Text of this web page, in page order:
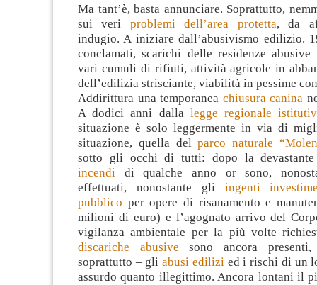
Ma tant’è, basta annunciare. Soprattutto,
sui veri problemi dell’area protetta, da
indugio. A iniziare dall’abusivismo edilizio.
conclamati, scarichi delle residenze
vari cumuli di rifiuti, attività agricole in
dell’edilizia strisciante, viabilità in pessime
Addirittura una temporanea chiusura canina
A dodici anni dalla legge regionale
situazione è solo leggermente in via di
situazione, quella delparco naturale
sotto gli occhi di tutti: dopo la devastante
incendi di qualche anno or sono,
effettuati, nonostante gli ingenti
pubblico per opere di risanamento e
milioni di euro) e l’agognato arrivo del
vigilanza ambientale per la più volte
discariche abusive sono ancora
soprattutto – gliabusi edilizied i rischi di un
assurdo quanto illegittimo. Ancora lontani il